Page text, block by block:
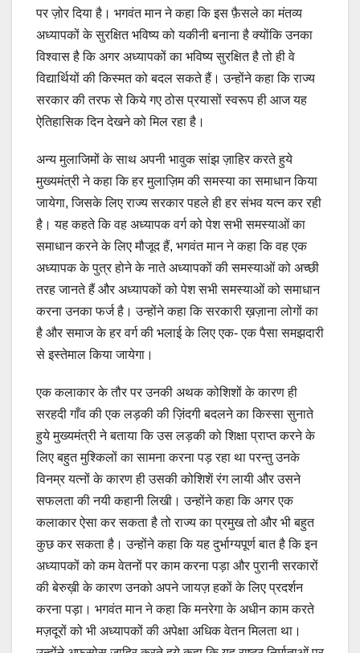
पर ज़ोर दिया है। भगवंत मान ने कहा कि इस फ़ैसले का मंतव्य
अध्यापकों के सुरक्षित भविष्य को यकीनी बनाना है क्योंकि उनका
विश्वास है कि अगर अध्यापकों का भविष्य सुरक्षित है तो ही वे
विद्यार्थियों की किस्मत को बदल सकते हैं। उन्होंने कहा कि राज्य
सरकार की तरफ से किये गए ठोस प्रयासों स्वरूप ही आज यह
ऐतिहासिक दिन देखने को मिल रहा है।
अन्य मुलाजिमों के साथ अपनी भावुक सांझ ज़ाहिर करते हुये
मुख्यमंत्री ने कहा कि हर मुलाज़िम की समस्या का समाधान किया
जायेगा, जिसके लिए राज्य सरकार पहले ही हर संभव यत्न कर रही
है। यह कहते कि वह अध्यापक वर्ग को पेश सभी समस्याओं का
समाधान करने के लिए मौजूद हैं, भगवंत मान ने कहा कि वह एक
अध्यापक के पुत्र होने के नाते अध्यापकों की समस्याओं को अच्छी
तरह जानते हैं और अध्यापकों को पेश सभी समस्याओं को समाधान
करना उनका फर्ज है। उन्होंने कहा कि सरकारी ख़ज़ाना लोगों का
है और समाज के हर वर्ग की भलाई के लिए एक- एक पैसा समझदारी
से इस्तेमाल किया जायेगा।
एक कलाकार के तौर पर उनकी अथक कोशिशों के कारण ही
सरहदी गाँव की एक लड़की की ज़िंदगी बदलने का किस्सा सुनाते
हुये मुख्यमंत्री ने बताया कि उस लड़की को शिक्षा प्राप्त करने के
लिए बहुत मुश्किलों का सामना करना पड़ रहा था परन्तु उनके
विनम्र यत्नों के कारण ही उसकी कोशिशें रंग लायी और उसने
सफलता की नयी कहानी लिखी। उन्होंने कहा कि अगर एक
कलाकार ऐसा कर सकता है तो राज्य का प्रमुख तो और भी बहुत
कुछ कर सकता है। उन्होंने कहा कि यह दुर्भाग्यपूर्ण बात है कि इन
अध्यापकों को कम वेतनों पर काम करना पड़ा और पुरानी सरकारों
की बेरुख़ी के कारण उनको अपने जायज़ हकों के लिए प्रदर्शन
करना पड़ा। भगवंत मान ने कहा कि मनरेगा के अधीन काम करते
मज़दूरों को भी अध्यापकों की अपेक्षा अधिक वेतन मिलता था।